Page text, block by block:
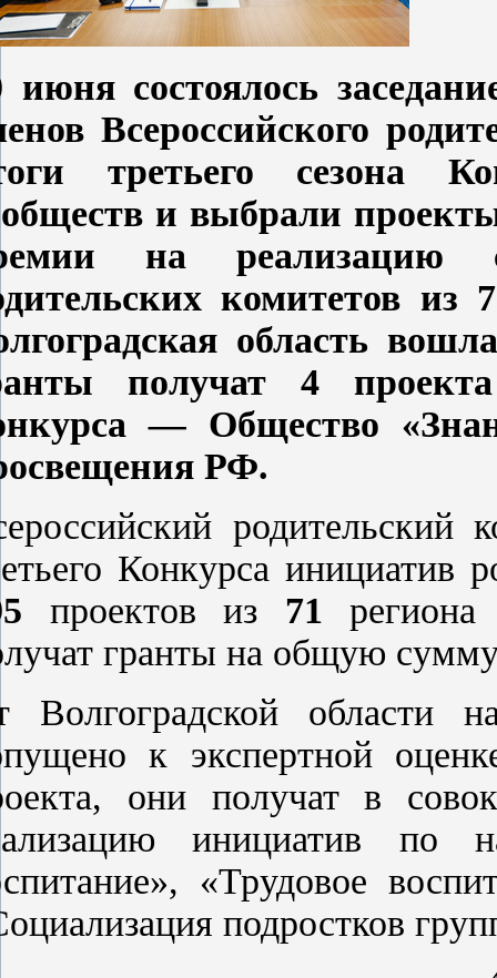
июня состоялось
Всероссийского
третьего сезона
и выбрали
на реализацию
комитетов из
область
получат 4 проекта
— Общество
РФ.
родительский
Конкурса инициатив
проектов из 71
гранты на общую
Волгоградской области
к экспертной
они получат в
инициатив по
«Трудовое
подростков